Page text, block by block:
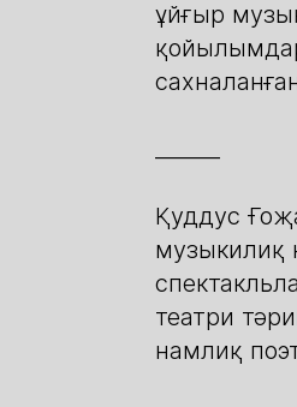
ұйғыр
Қуддус
музыкилиқ
театри
намлиқ